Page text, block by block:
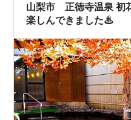
山梨市 正徳寺温泉 初
楽しんできました♨